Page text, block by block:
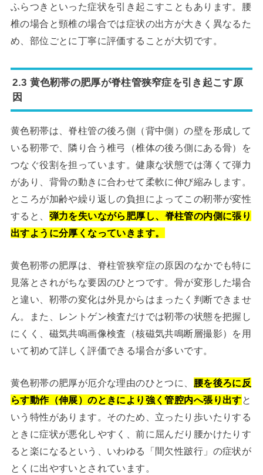
ふらつきといった症状を引き起こすこともあります。腰
椎の場合と頸椎の場合では症状の出方が大きく異なるた
め、部位ごとに丁寧に評価することが大切です。
2.3 黄色靭帯の肥厚が脊柱管狭窄症を引き起こす原
因
黄色靭帯は、脊柱管の後ろ側（背中側）の壁を形成して
いる靭帯で、隣り合う椎弓（椎体の後ろ側にある骨）を
つなぐ役割を担っています。健康な状態では薄くて弾力
があり、背骨の動きに合わせて柔軟に伸び縮みします。
ところが加齢や繰り返しの負担によってこの靭帯が変性
すると、 弾力を失いながら肥厚し、脊柱管の内側に張り
出すように分厚くなっていきます。
黄色靭帯の肥厚は、脊柱管狭窄症の原因のなかでも特に
見落とされがちな要因のひとつです。骨が変形した場合
と違い、靭帯の変化は外見からはまったく判断できませ
ん。また、レントゲン検査だけでは靭帯の状態を把握し
にくく、磁気共鳴画像検査（核磁気共鳴断層撮影）を用
いて初めて詳しく評価できる場合が多いです。
黄色靭帯の肥厚が厄介な理由のひとつに、 腰を後ろに反
らす動作（伸展）のときにより強く管腔内へ張り出すと
いう特性があります。そのため、立ったり歩いたりする
ときに症状が悪化しやすく、前に屈んだり腰かけたりす
ると楽になるという、いわゆる「間欠性跛行」の症状が
とくに出やすいとされています。